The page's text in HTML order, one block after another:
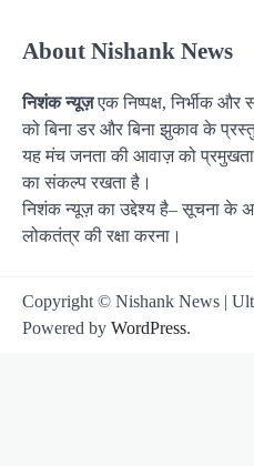
About Nishank News
निशंक न्यूज़एक निष्पक्ष, निर्भीक
को बिना डर और बिना झुकाव के
यह मंच जनता की आवाज़ को
का संकल्प रखता है।
निशंक न्यूज़ का उद्देश्य है– सूचना के
लोकतंत्र की रक्षा करना।
Copyright © Nishank News |
Powered by WordPress.